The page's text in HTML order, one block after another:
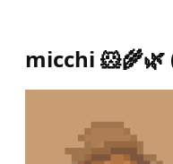
micchi 🐹🌾🌿